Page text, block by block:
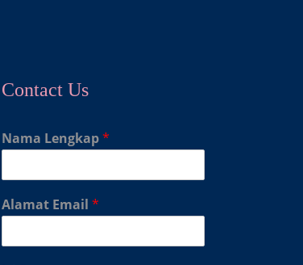
Contact Us
Nama Lengkap*
Alamat Email *